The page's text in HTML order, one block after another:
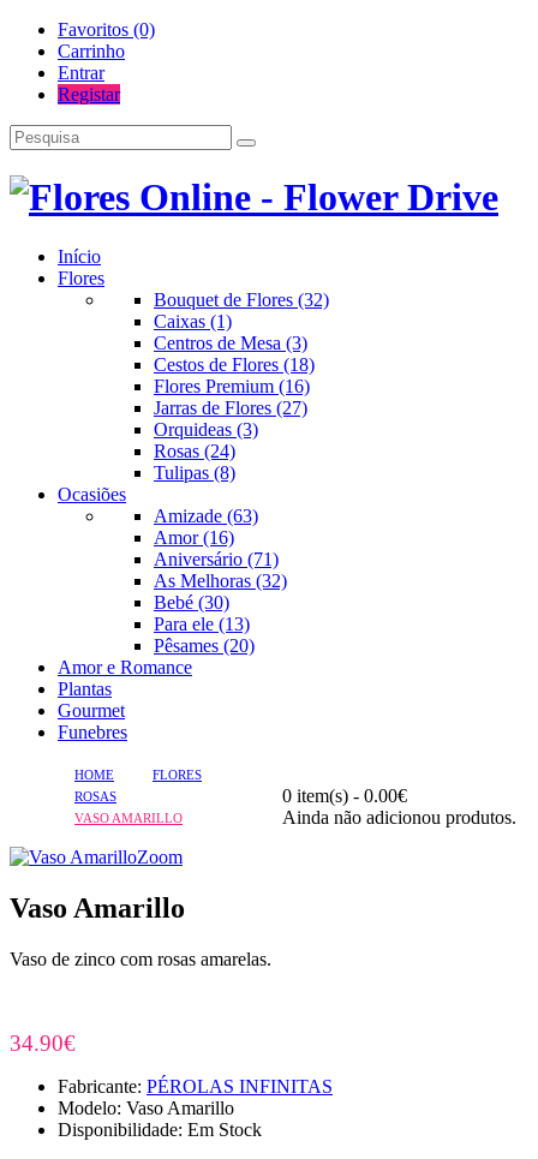
Favoritos (0)
Carrinho
Entrar
Registar
Início
Flores
Bouquet de Flores (32)
Caixas (1)
Centros de Mesa (3)
Cestos de Flores (18)
Flores Premium (16)
Jarras de Flores (27)
Orquideas (3)
Rosas (24)
Tulipas (8)
Ocasiões
Amizade (63)
Amor (16)
Aniversário (71)
As Melhoras (32)
Bebé (30)
Para ele (13)
Pêsames (20)
Amor e Romance
Plantas
Gourmet
Funebres
0 item(s) - 0.00€
Ainda não adicionou produtos.
HOME
FLORES
ROSAS
VASO AMARILLO
Zoom
Vaso Amarillo
Vaso de zinco com rosas amarelas.
34.90€
Fabricante: PÉROLAS INFINITAS
Modelo: Vaso Amarillo
Disponibilidade: Em Stock